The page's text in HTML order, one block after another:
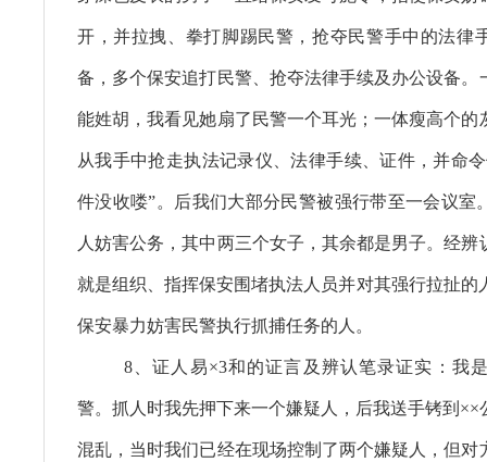
开，并拉拽、拳打脚踢民警，抢夺民警手中的法律
备，多个保安追打民警、抢夺法律手续及办公设备。
能姓胡，我看见她扇了民警一个耳光；一体瘦高个的
从我手中抢走执法记录仪、法律手续、证件，并命
件没收喽”。后我们大部分民警被强行带至一会议室
人妨害公务，其中两三个女子，其余都是男子。经辨
就是组织、指挥保安围堵执法人员并对其强行拉扯的
保安暴力妨害民警执行抓捕任务的人。
8、证人易×3和的证言及辨认笔录证实：我
警。抓人时我先押下来一个嫌疑人，后我送手铐到××
混乱，当时我们已经在现场控制了两个嫌疑人，但对